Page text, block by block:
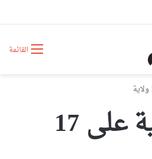
القائمة
أمطار رعدية على 17